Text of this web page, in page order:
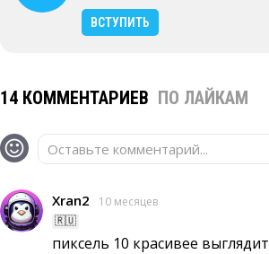
ВСТУПИТЬ
14 КОММЕНТАРИЕВ ПО ЛАЙКАМ
Оставьте комментарий...
Xran2
10 месяцев
🇷🇺
пиксель 10 красивее выглядит